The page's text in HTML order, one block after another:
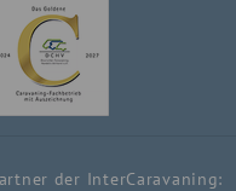
der InterCaravaning: